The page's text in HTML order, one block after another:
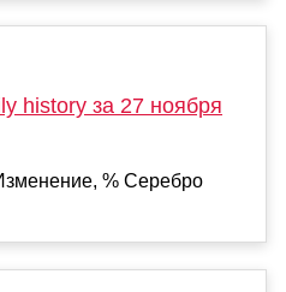
history за 27 ноября
% Серебро